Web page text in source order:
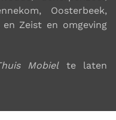
Oosterbeek,
en Zeist en omgeving
Mobielte laten